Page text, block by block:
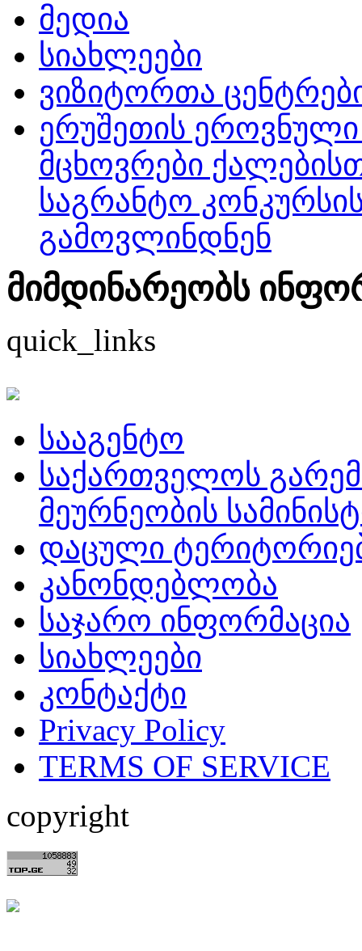
მედია
სიახლეები
ვიზიტორთა
ერუშეთის
მცხოვრები
საგრანტო
გამოვლინდნენ
მიმდინარეობს
quick_links
სააგენტო
საქართველოს
მეურნეობის
დაცული
კანონდებლობა
საჯარო ინფორმაცია
სიახლეები
კონტაქტი
Privacy Policy
TERMS OF SERVICE
copyright